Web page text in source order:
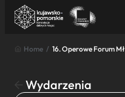
Znajdź atrakcję
Home / 16. Operowe Forum
Wydarzenia